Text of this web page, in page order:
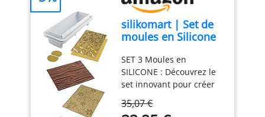
silikomart | Set de
moules en Silicone
FROZEN BUCHE
MAT, MAGIC WOOD
MAT, antiadhésif,
Lot de 3 tapis à
gâteaux, 3D Design,
SET 3 Moules en
SILICONE : Découvrez le
set innovant pour créer
et à crème glacée en 3D
35,07 €